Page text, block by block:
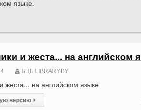
языке.
и жеста... на английском
БЦБ LIBRARY.BY
жеста... на английском языке
версию